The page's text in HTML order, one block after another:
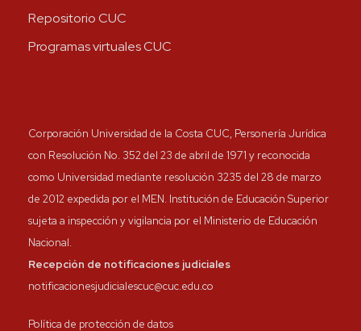
Repositorio CUC
Programas virtuales CUC
Corporación Universidad de la Costa CUC, Personería Jurídica
con Resolución No. 352 del 23 de abril de 1971 y reconocida
como Universidad mediante resolución 3235 del 28 de marzo
de 2012 expedida por el MEN. Institución de Educación Superior
sujeta a inspección y vigilancia por el Ministerio de Educación
Nacional.
Recepción de notificaciones judiciales
notificacionesjudicialescuc@cuc.edu.co
Política de protección de datos